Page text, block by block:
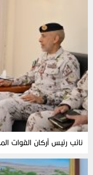
نائب رئيس أركان القوات